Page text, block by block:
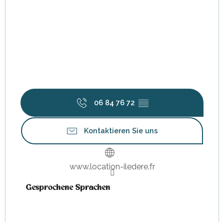
06 84 76 72 ▒▒
Kontaktieren Sie uns
www.location-iledere.fr
Gesprochene Sprachen
Gesprochene Sprachen